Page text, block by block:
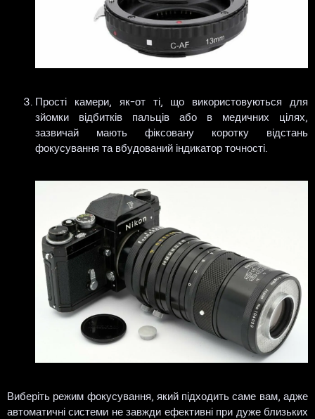
Прості камери, як-от ті, що використовуються для
зйомки відбитків пальців або в медичних цілях,
зазвичай мають фіксовану коротку відстань
фокусування та вбудований індикатор точності.
Виберіть режим фокусування, який підходить саме вам, адже
автоматичні системи не завжди ефективні при дуже близьких